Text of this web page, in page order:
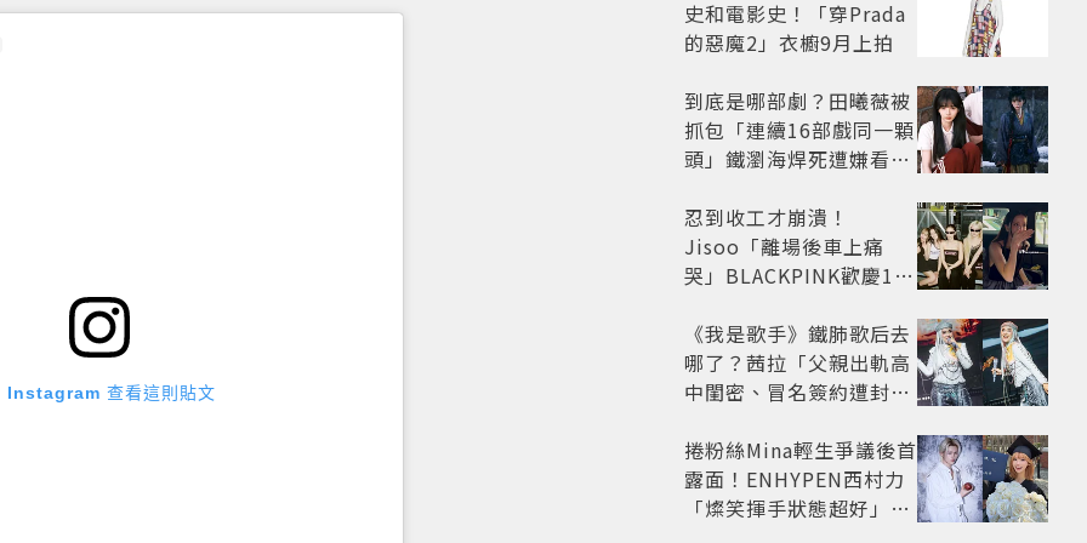
Instagram 查看這則貼文
史和電影史！「穿Prada
的惡魔2」衣櫥9月上拍
到底是哪部劇？田曦薇被
抓包「連續16部戲同一顆
頭」鐵瀏海焊死遭嫌看膩
忍到收工才崩潰！
Jisoo「離場後車上痛
哭」BLACKPINK歡慶10
超心疼
《我是歌手》鐵肺歌后去
哪了？茜拉「父親出軌高
中閨密、冒名簽約遭封
光
捲粉絲Mina輕生爭議後首
露面！ENHYPEN西村力
「燦笑揮手狀態超好」又